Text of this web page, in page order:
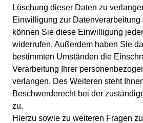
Löschung dieser Daten zu
Einwilligung zur Datenverarbeitung
können Sie diese Einwilligung
widerrufen. Außerdem haben Sie
bestimmten Umständen die
Verarbeitung Ihrer
verlangen. Des Weiteren steht
Beschwerderecht bei der
zu.
Hierzu sowie zu weiteren Fragen